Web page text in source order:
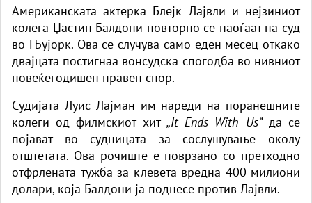
Американската актерка Блејк Лајвли и нејзиниот
колега Џастин Балдони повторно се наоѓаат на суд
во Њујорк. Ова се случува само еден месец откако
двајцата постигнаа вонсудска спогодба во нивниот
повеќегодишен правен спор.
Судијата Луис Лајман им нареди на поранешните
колеги од филмскиот хит „It Ends With Us“да се
појават во судницата за сослушување околу
отштетата. Ова рочиште е поврзано со претходно
отфрлената тужба за клевета вредна 400 милиони
долари, која Балдони ја поднесе против Лајвли.